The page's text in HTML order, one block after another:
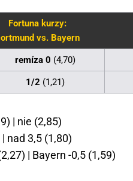
Fortuna kurzy:
vs. Bayern
remíza 0 (4,70)
1/2 (1,21)
| nie (2,85)
nad 3,5 (1,80)
| Bayern -0,5 (1,59)